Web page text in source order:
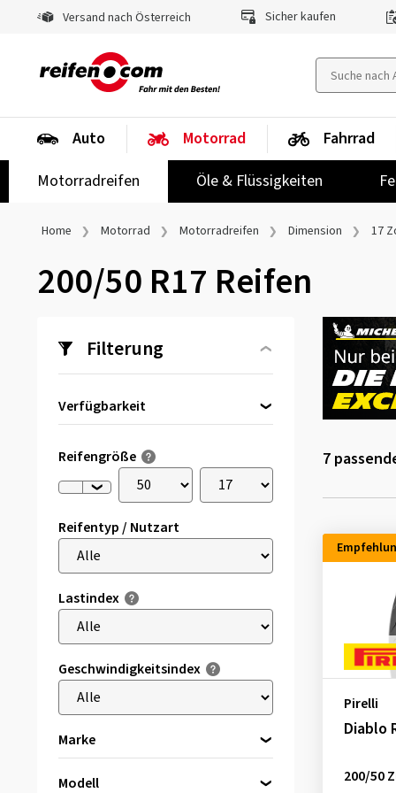
Versand nach Österreich Sicher kaufen
Auto
Motorrad
Motorradreifen
Öle & Flüssigkeiten
Fahrrad
Home Motorrad Motorradreifen Dimension 17
200/50 R17 Reifen
Filterung
Verfügbarkeit
Reifengröße
Reifentyp / Nutzart
Lastindex
Geschwindigkeitsindex
Marke
Modell
7
Pirelli
Diablo
200/50